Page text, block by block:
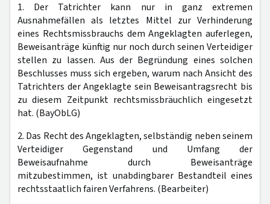
1. Der Tatrichter kann nur in ganz extremen
Ausnahmefällen als letztes Mittel zur Verhinderung
eines Rechtsmissbrauchs dem Angeklagten auferlegen,
Beweisanträge künftig nur noch durch seinen Verteidiger
stellen zu lassen. Aus der Begründung eines solchen
Beschlusses muss sich ergeben, warum nach Ansicht des
Tatrichters der Angeklagte sein Beweisantragsrecht bis
zu diesem Zeitpunkt rechtsmissbräuchlich eingesetzt
hat. (BayObLG)
2. Das Recht des Angeklagten, selbständig neben seinem
Verteidiger Gegenstand und Umfang der
Beweisaufnahme durch Beweisanträge
mitzubestimmen, ist unabdingbarer Bestandteil eines
rechtsstaatlich fairen Verfahrens. (Bearbeiter)